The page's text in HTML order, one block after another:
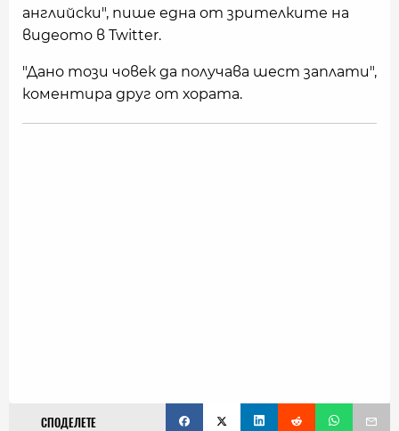
английски", пише една от зрителките на
видеото в Twitter.
"Дано този човек да получава шест заплати",
коментира друг от хората.
СПОДЕЛЕТЕ